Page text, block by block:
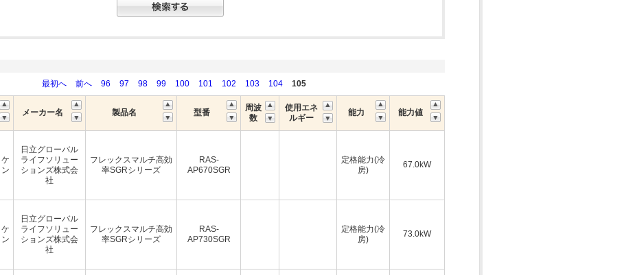
最初へ
前へ 96 97 98 99 100 101 102 103 104 105
メーカー名 製品名 型番
周波
数
使用エネ
ルギー
能力 能力値
日立グローバル
ライフソリュー
ションズ株式会
社
フレックスマルチ高効
率SGRシリーズ
RAS-
AP670SGR
定格能力(冷
房)
67.0kW
日立グローバル
ライフソリュー
ションズ株式会
社
フレックスマルチ高効
率SGRシリーズ
RAS-
AP730SGR
定格能力(冷
房)
73.0kW